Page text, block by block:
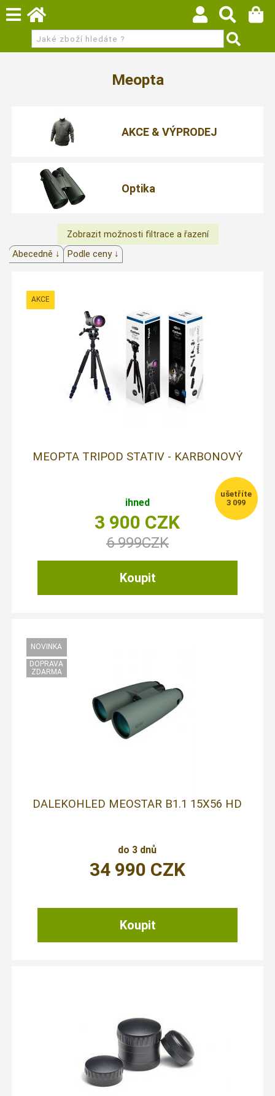
Meopta
AKCE & VÝPRODEJ
Optika
Abecedně ↓ Podle ceny ↓
MEOPTA TRIPOD STATIV - KARBONOVÝ
ihned
3 900 CZK
3 099
6 999CZK
DALEKOHLED MEOSTAR B1.1 15X56 HD
do 3 dnů
34 990 CZK